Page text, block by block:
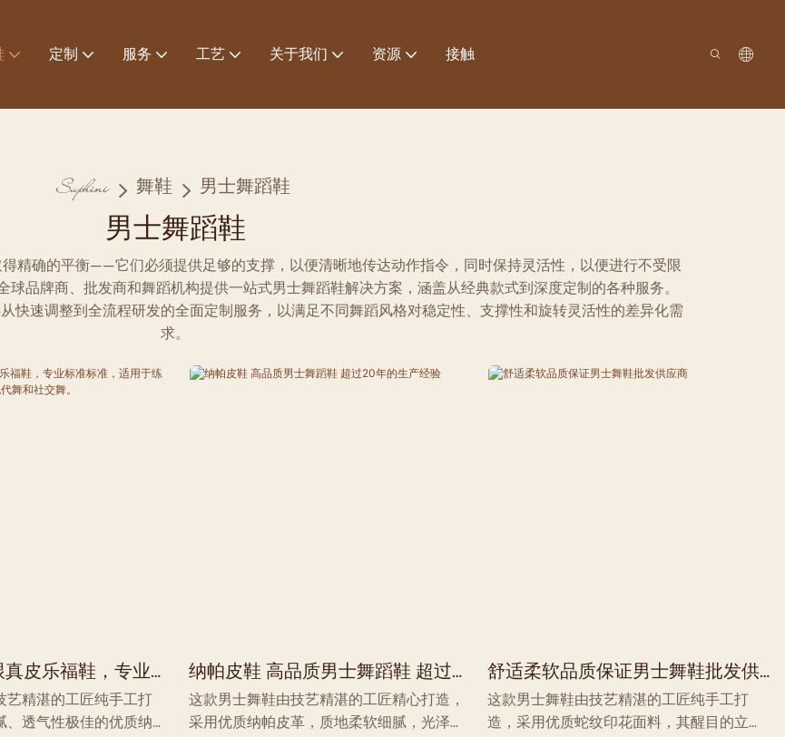
定制 服务 工艺 关于我们 资源 接触
Suphini 舞鞋 男士舞蹈鞋
男士舞蹈鞋
精确的平衡——它们必须提供足够的支撑，以便清晰地传达动作指令，同时保持灵活性，以便进行不受限
球品牌商、批发商和舞蹈机构提供一站式男士舞蹈鞋解决方案，涵盖从经典款式到深度定制的各种服务。
快速调整到全流程研发的全面定制服务，以满足不同舞蹈风格对稳定性、支撑性和旋转灵活性的差异化需
求。
皮乐福鞋，专业标
练习、表演的交谊
交舞。
艺精湛的工匠纯手工打
透气性极佳的优质纳帕
纳帕皮鞋 高品质男士舞蹈鞋 超过
20年的生产经验
这款男士舞鞋由技艺精湛的工匠精心打造，
采用优质纳帕皮革，质地柔软细腻，光泽亮
舒适柔软品质保证男士舞鞋批发供
应商
这款男士舞鞋由技艺精湛的工匠纯手工打
造，采用优质蛇纹印花面料，其醒目的立体